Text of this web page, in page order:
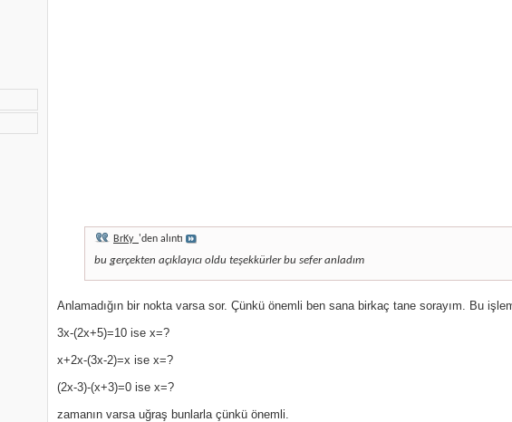
BrKy_ 'den alıntı
bu gerçekten açıklayıcı oldu teşekkürler bu sefer anladım
Anlamadığın bir nokta varsa sor. Çünkü önemli ben sana birkaç tane sorayım. Bu
3x-(2x+5)=10 ise x=?
x+2x-(3x-2)=x ise x=?
(2x-3)-(x+3)=0 ise x=?
zamanın varsa uğraş bunlarla çünkü önemli.